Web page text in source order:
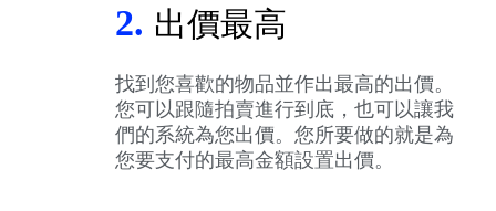
2. 出價最高
找到您喜歡的物品並作出最高的出價。
您可以跟隨拍賣進行到底，也可以讓我
們的系統為您出價。您所要做的就是為
您要支付的最高金額設置出價。